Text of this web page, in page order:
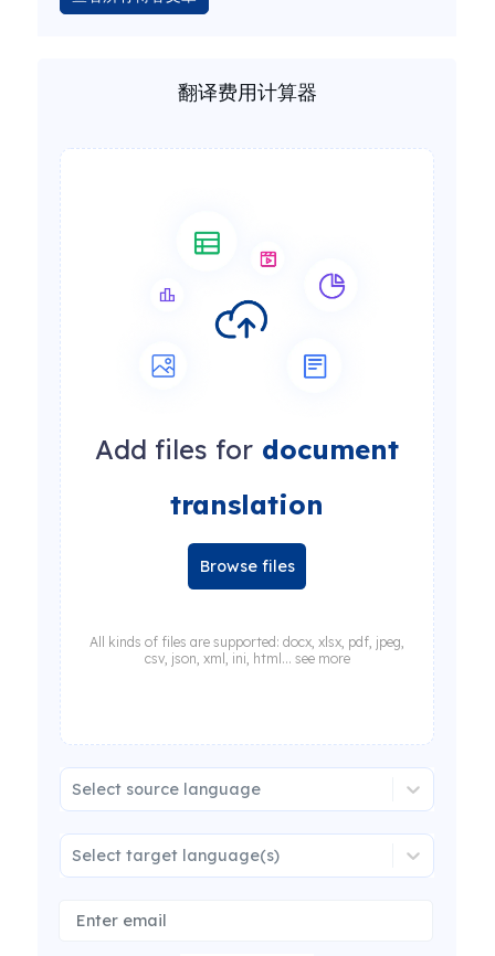
翻译费用计算器
Add files for document
translation
Browse files
All kinds of files are supported: docx, xlsx, pdf, jpeg,
csv, json, xml, ini, html... see more
Select source language
Select target language(s)